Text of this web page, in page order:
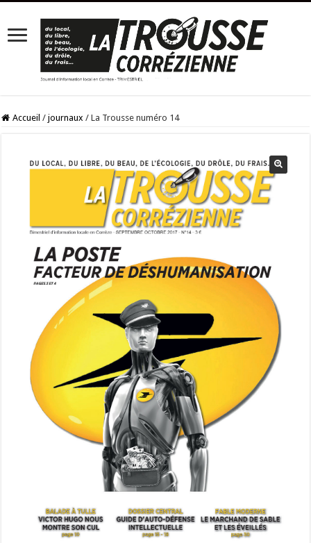
Accueil / journaux / La Trousse numéro 14